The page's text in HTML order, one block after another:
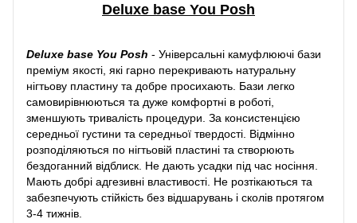
Deluxe base You Posh
Deluxe base You Posh - Універсальні камуфлюючі бази
преміум якості, які гарно перекривають натуральну
нігтьову пластину та добре просихають. Бази легко
самовирівнюються та дуже комфортні в роботі,
зменшують тривалість процедури. За консистенцією
середньої густини та середньої твердості. Відмінно
розподіляються по нігтьовій пластині та створюють
бездоганний відблиск. Не дають усадки під час носіння.
Мають добрі адгезивні властивості. Не розтікаються та
забезпечують стійкість без відшарувань і сколів протягом
3-4 тижнів.